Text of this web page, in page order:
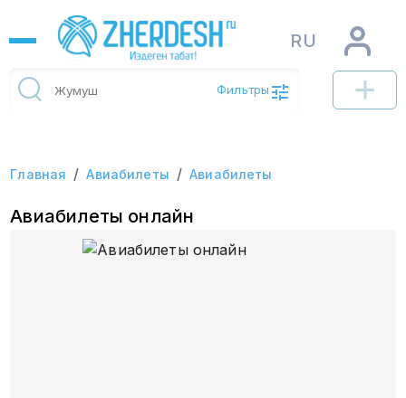
RU
Фильтры
Главная / Авиабилеты / Авиабилеты
Авиабилеты онлайн